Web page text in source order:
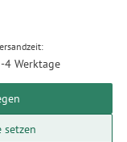
4 Werktage
setzen